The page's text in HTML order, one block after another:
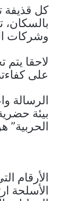
كل
بالسكان،
وشركات
لاحقا يتم
على
الرسالة
بيئة
الأرقام
الأسلحة